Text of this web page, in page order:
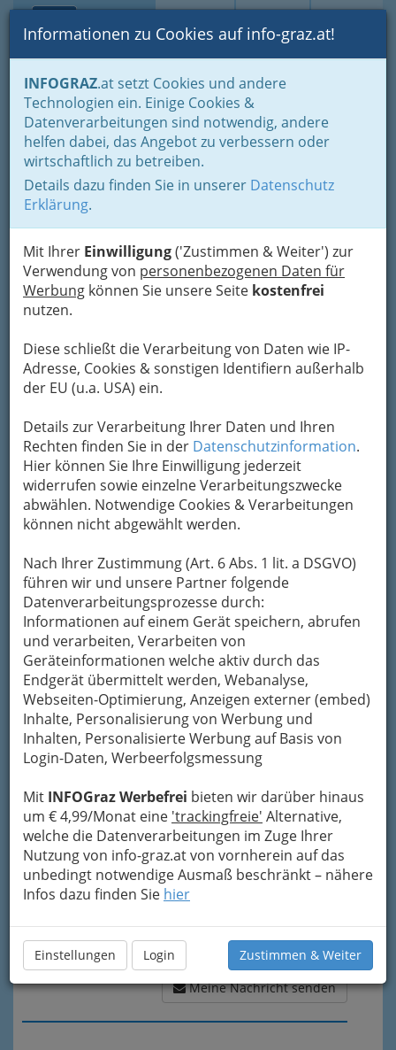
Suche Login Toggle
Informationen zu Cookies auf info-graz.at!
INFOGRAZ.at setzt Cookies und andere
Technologien ein. Einige Cookies &
Datenverarbeitungen sind notwendig, andere
helfen dabei, das Angebot zu verbessern oder
wirtschaftlich zu betreiben.
Details dazu finden Sie in unserer Datenschutz
Erklärung.
Mit Ihrer Einwilligung('Zustimmen & Weiter') zur
Verwendung von personenbezogenen Daten für
Werbung können Sie unsere Seite kostenfrei
nutzen.
Diese schließt die Verarbeitung von Daten wie IP-
Adresse, Cookies & sonstigen Identifiern außerhalb
der EU (u.a. USA) ein.
Details zur Verarbeitung Ihrer Daten und Ihren
Rechten finden Sie in der Datenschutzinformation.
Hier können Sie Ihre Einwilligung jederzeit
widerrufen sowie einzelne Verarbeitungszwecke
abwählen. Notwendige Cookies & Verarbeitungen
können nicht abgewählt werden.
Nach Ihrer Zustimmung (Art. 6 Abs. 1 lit. a DSGVO)
führen wir und unsere Partner folgende
Datenverarbeitungsprozesse durch:
Informationen auf einem Gerät speichern, abrufen
und verarbeiten, Verarbeiten von
Geräteinformationen welche aktiv durch das
Endgerät übermittelt werden, Webanalyse,
Webseiten-Optimierung, Anzeigen externer (embed)
Inhalte, Personalisierung von Werbung und
Inhalten, Personalisierte Werbung auf Basis von
Login-Daten, Werbeerfolgsmessung
Mit INFOGraz Werbefrei bieten wir darüber hinaus
um € 4,99/Monat eine 'trackingfreie' Alternative,
welche die Datenverarbeitungen im Zuge Ihrer
Nutzung von info-graz.at von vornherein auf das
unbedingt notwendige Ausmaß beschränkt – nähere
Infos dazu finden Sie hier
Einstellungen Login Zustimmen & Weiter
Home Branchen
Buschenschank Höller
Johann Höller
Rosenhof 54, 8511 St.Stefan
+43 3463 81 427
Karte
Kontaktaufnahme
Um die Info-Graz Firmenvor Spam-Mails zu
bewahren, verwenden wir an dieser Stelle zur
Übermittlung Ihrer Nachricht ein sicheres
Formular. Ihre Nachricht wird nach dem
Absenden umgehend per Mail an das
Unternehmen Buschenschank Höller Johann
Mein Name
Meine Email Adresse
Mein Betreff
Meine Nachricht senden